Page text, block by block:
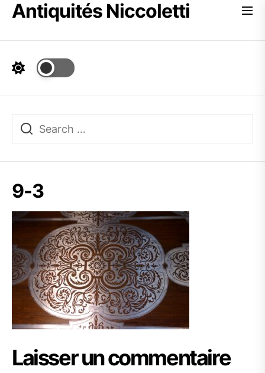
SkipAntiquités Niccoletti
9-3
Laisser un commentaire